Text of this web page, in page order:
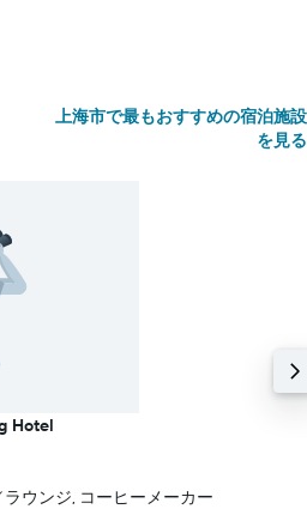
上海市で最もおすすめの宿泊施設
を見る
Hotel
ウンジ, コーヒーメーカー